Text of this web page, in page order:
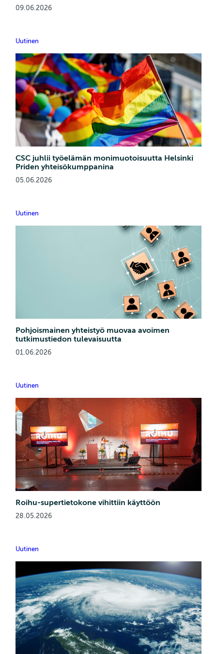
09.06.2026
Uutinen
CSC juhlii työelämän monimuotoisuutta Helsinki
Priden yhteisökumppanina
05.06.2026
Uutinen
Pohjoismainen yhteistyö muovaa avoimen
tutkimustiedon tulevaisuutta
01.06.2026
Uutinen
Roihu-supertietokone vihittiin käyttöön
28.05.2026
Uutinen